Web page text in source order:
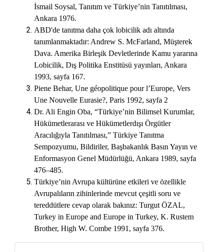
İsmail Soysal, Tanıtım ve Türkiye’nin Tanıtılması,
Ankara 1976.
ABD'de tanıtma daha çok lobicilik adı altında
tanımlanmaktadır: Andrew S. McFarland, Müşterek
Dava. Amerika Birleşik Devletlerinde Kamu yararına
Lobicilik, Dış Politika Enstitüsü yayınları, Ankara
1993, sayfa 167.
Piene Behar, Une géopolitique pour l’Europe, Vers
Une Nouvelle Eurasie?, Paris 1992, sayfa 2
Dr. Ali Engin Oba, “Türkiye’nin Bilimsel Kurumlar,
Hükümetlerarası ve Hükümetlerdışı Örgütler
Aracılığıyla Tanıtılması,” Türkiye Tanıtma
Sempozyumu, Bildiriler, Başbakanlık Basın Yayın ve
Enformasyon Genel Müdürlüğü, Ankara 1989, sayfa
476–485.
Türkiye’nin Avrupa kültürüne etkileri ve özellikle
Avrupalıların zihinlerinde mevcut çeşitli soru ve
tereddütlere cevap olarak bakınız: Turgut ÖZAL,
Turkey in Europe and Europe in Turkey, K. Rustem
Brother, High W. Combe 1991, sayfa 376.